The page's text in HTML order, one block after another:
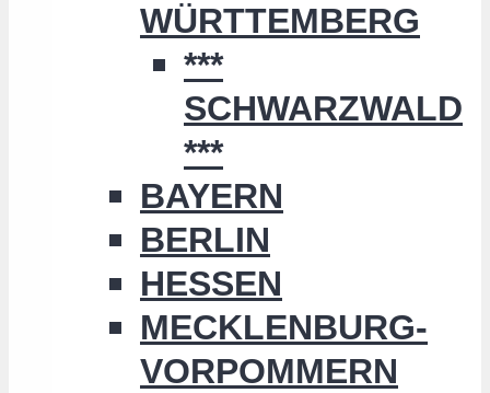
WÜRTTEMBERG
***
SCHWARZWALD
***
BAYERN
BERLIN
HESSEN
MECKLENBURG-
VORPOMMERN